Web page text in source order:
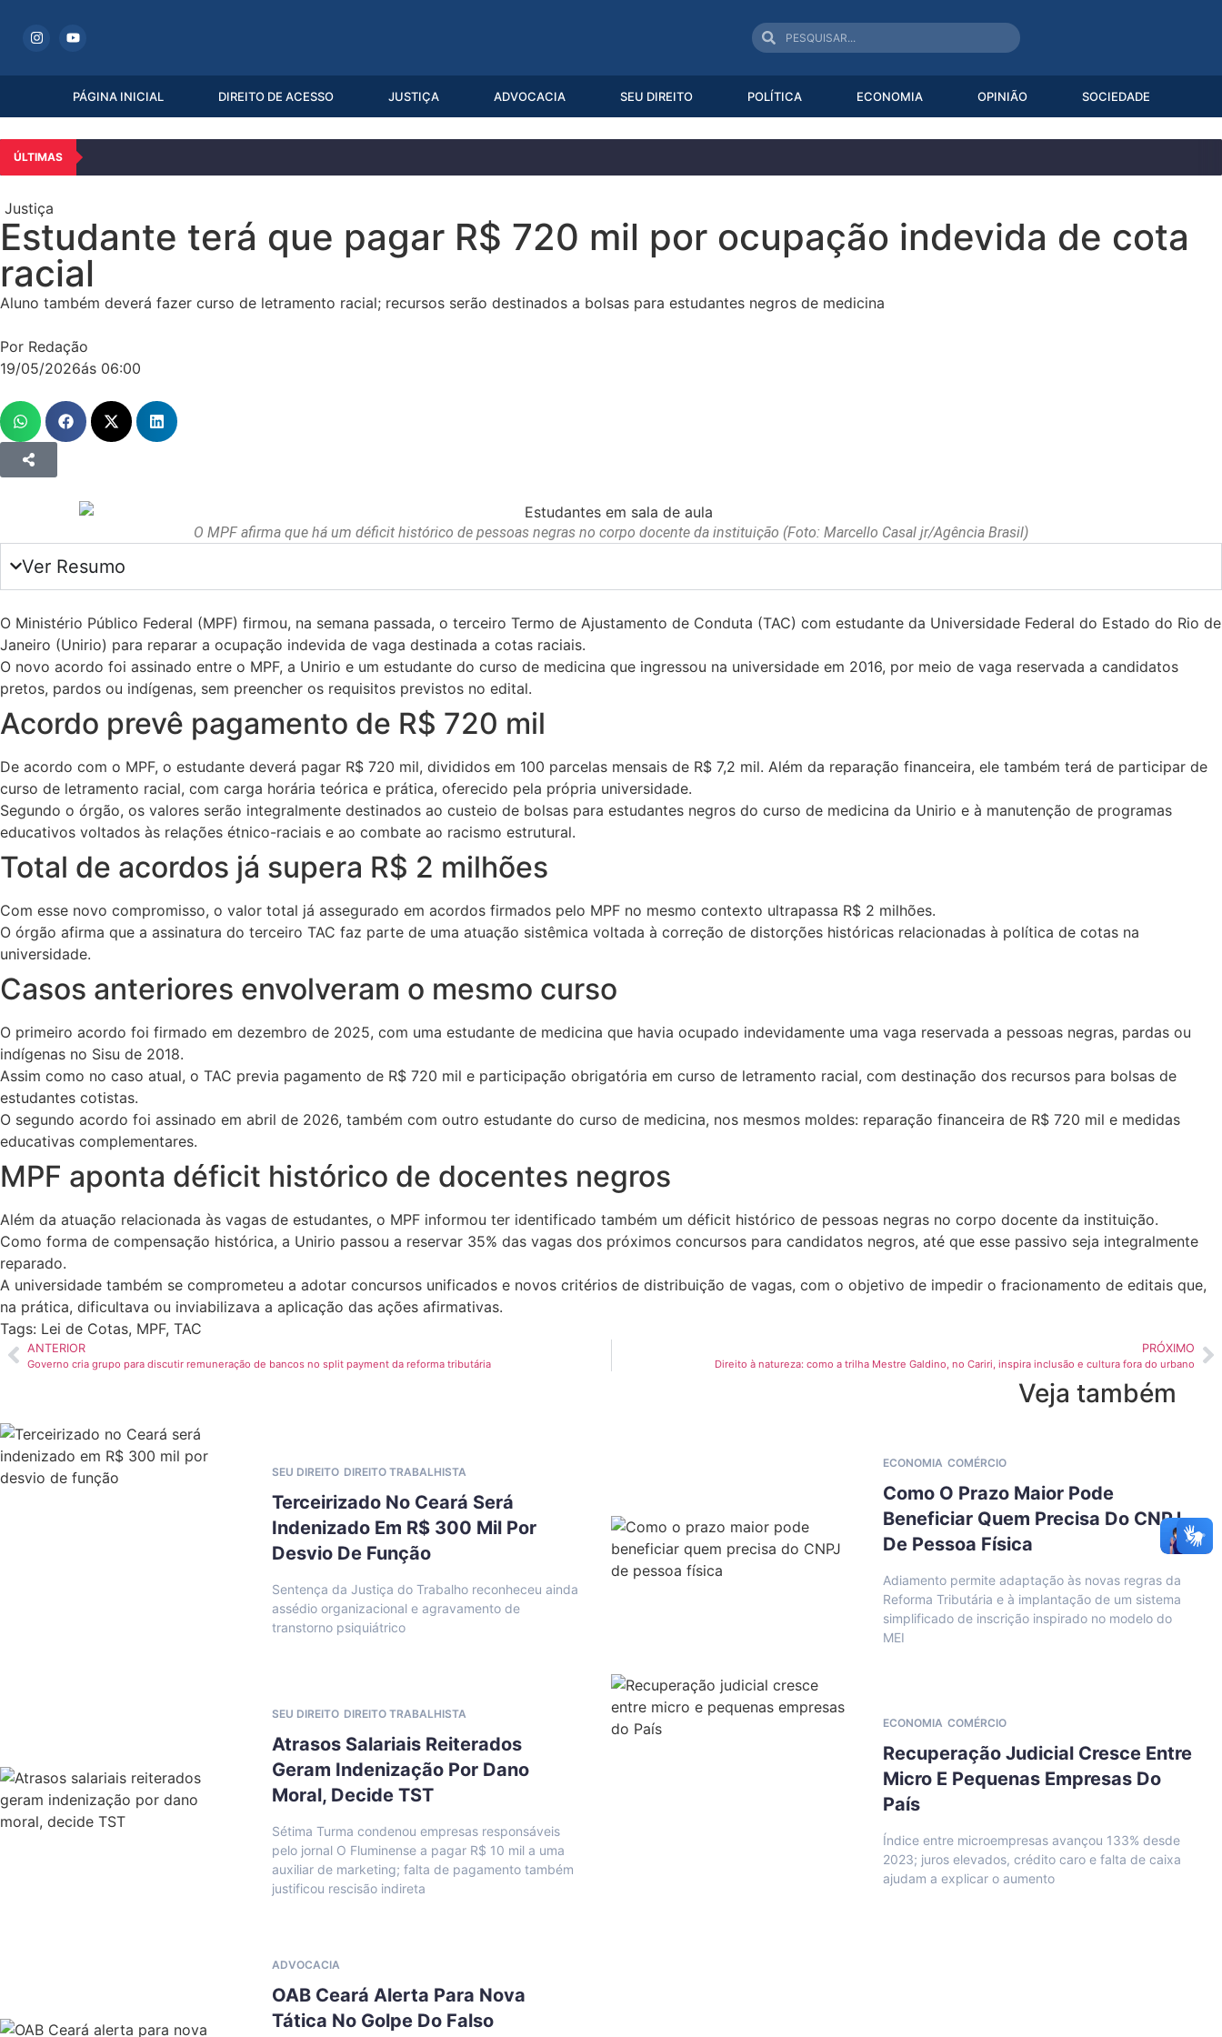
PÁGINA INICIAL DIREITO DE ACESSO JUSTIÇA ADVOCACIA SEU DIREITO POLÍTICA ECONOMIA OPINIÃO SOCIEDADE
ÚLTIMAS
Justiça
Estudante terá que pagar R$ 720 mil por ocupação indevida de cota
racial
Aluno também deverá fazer curso de letramento racial; recursos serão destinados a bolsas para estudantes negros de medicina
Por Redação
19/05/2026ás 06:00
O MPF afirma que há um déficit histórico de pessoas negras no corpo docente da instituição (Foto: Marcello Casal jr/Agência Brasil)
Ver Resumo
O Ministério Público Federal (MPF) firmou, na semana passada, o terceiro Termo de Ajustamento de Conduta (TAC) com estudante da Universidade Federal do Estado do Rio de
Janeiro (Unirio) para reparar a ocupação indevida de vaga destinada a cotas raciais.
O novo acordo foi assinado entre o MPF, a Unirio e um estudante do curso de medicina que ingressou na universidade em 2016, por meio de vaga reservada a candidatos
pretos, pardos ou indígenas, sem preencher os requisitos previstos no edital.
Acordo prevê pagamento de R$ 720 mil
De acordo com o MPF, o estudante deverá pagar R$ 720 mil, divididos em 100 parcelas mensais de R$ 7,2 mil. Além da reparação financeira, ele também terá de participar de
curso de letramento racial, com carga horária teórica e prática, oferecido pela própria universidade.
Segundo o órgão, os valores serão integralmente destinados ao custeio de bolsas para estudantes negros do curso de medicina da Unirio e à manutenção de programas
educativos voltados às relações étnico-raciais e ao combate ao racismo estrutural.
Total de acordos já supera R$ 2 milhões
Com esse novo compromisso, o valor total já assegurado em acordos firmados pelo MPF no mesmo contexto ultrapassa R$ 2 milhões.
O órgão afirma que a assinatura do terceiro TAC faz parte de uma atuação sistêmica voltada à correção de distorções históricas relacionadas à política de cotas na
universidade.
Casos anteriores envolveram o mesmo curso
O primeiro acordo foi firmado em dezembro de 2025, com uma estudante de medicina que havia ocupado indevidamente uma vaga reservada a pessoas negras, pardas ou
indígenas no Sisu de 2018.
Assim como no caso atual, o TAC previa pagamento de R$ 720 mil e participação obrigatória em curso de letramento racial, com destinação dos recursos para bolsas de
estudantes cotistas.
O segundo acordo foi assinado em abril de 2026, também com outro estudante do curso de medicina, nos mesmos moldes: reparação financeira de R$ 720 mil e medidas
educativas complementares.
MPF aponta déficit histórico de docentes negros
Além da atuação relacionada às vagas de estudantes, o MPF informou ter identificado também um déficit histórico de pessoas negras no corpo docente da instituição.
Como forma de compensação histórica, a Unirio passou a reservar 35% das vagas dos próximos concursos para candidatos negros, até que esse passivo seja integralmente
reparado.
A universidade também se comprometeu a adotar concursos unificados e novos critérios de distribuição de vagas, com o objetivo de impedir o fracionamento de editais que,
na prática, dificultava ou inviabilizava a aplicação das ações afirmativas.
Tags: Lei de Cotas, MPF, TAC
ANTERIOR
Governo cria grupo para discutir remuneração de bancos no split payment da reforma tributária
PRÓXIMO
Direito à natureza: como a trilha Mestre Galdino, no Cariri, inspira inclusão e cultura fora do urbano
Veja também
SEU DIREITO DIREITO TRABALHISTA
Terceirizado No Ceará Será
Indenizado Em R$ 300 Mil Por
Desvio De Função
Sentença da Justiça do Trabalho reconheceu ainda
assédio organizacional e agravamento de
transtorno psiquiátrico
ECONOMIA COMÉRCIO
Como O Prazo Maior Pode
Beneficiar Quem Precisa Do CNPJ
De Pessoa Física
Adiamento permite adaptação às novas regras da
Reforma Tributária e à implantação de um sistema
simplificado de inscrição inspirado no modelo do
MEI
SEU DIREITO DIREITO TRABALHISTA
Atrasos Salariais Reiterados
Geram Indenização Por Dano
Moral, Decide TST
Sétima Turma condenou empresas responsáveis
pelo jornal O Fluminense a pagar R$ 10 mil a uma
auxiliar de marketing; falta de pagamento também
justificou rescisão indireta
ECONOMIA COMÉRCIO
Recuperação Judicial Cresce Entre
Micro E Pequenas Empresas Do
País
Índice entre microempresas avançou 133% desde
2023; juros elevados, crédito caro e falta de caixa
ajudam a explicar o aumento
ADVOCACIA
OAB Ceará Alerta Para Nova
Tática No Golpe Do Falso